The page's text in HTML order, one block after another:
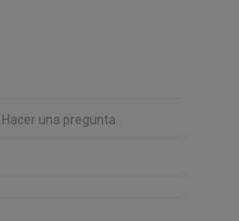
Hacer una pregunta